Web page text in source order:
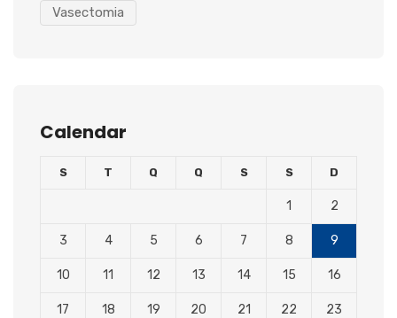
Vasectomia
Calendar
S T Q Q S S D
1 2
3 4 5 6 7 8 9
10 11 12 13 14 15 16
17 18 19 20 21 22 23